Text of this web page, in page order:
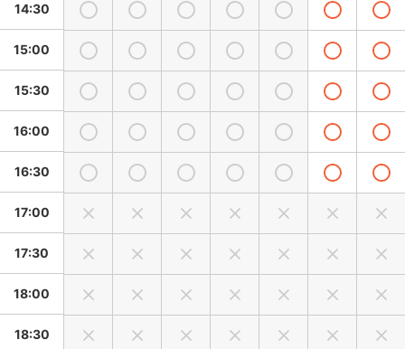
14:30
15:00
15:30
16:00
16:30
17:00
17:30
18:00
18:30